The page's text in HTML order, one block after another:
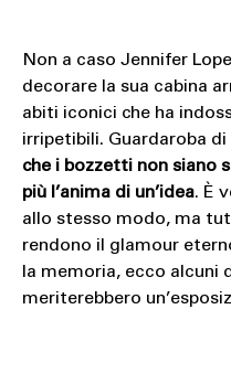
Non a caso Jennifer
decorare la sua cabina
abiti iconici che ha
irripetibili. Guardaroba di
che i bozzetti non siano
più l’anima di un’idea. È
allo stesso modo, ma
rendono il glamour
la memoria, ecco alcuni
meriterebbero